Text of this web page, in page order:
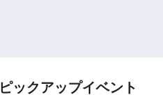
ピックアップイベント